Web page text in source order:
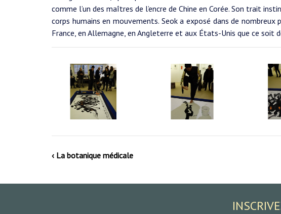
comme l’un des maîtres de l’encre de Chine en Corée. Son trait
corps humains en mouvements. Seok a exposé dans de
France, en Allemagne, en Angleterre et aux États-Unis que ce
‹ La botanique médicale